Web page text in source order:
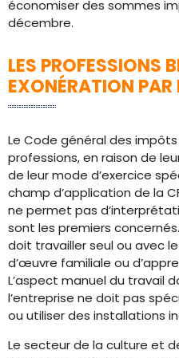
économiser des sommes
décembre.
LES PROFESSIONS
EXONÉRATION PAR
Le Code général des
professions, en raison de
de leur mode d’exercice
champ d’application de la
ne permet pas
sont les premiers
doit travailler seul ou avec
d’œuvre familiale ou
L’aspect manuel du travail
l’entreprise ne doit pas
ou utiliser des installations
Le secteur de la culture et